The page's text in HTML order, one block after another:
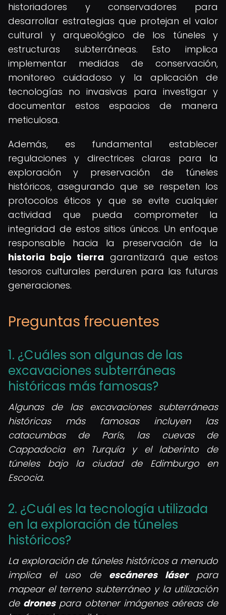
historiadores y conservadores para
desarrollar estrategias que protejan el valor
cultural y arqueológico de los túneles y
estructuras subterráneas. Esto implica
implementar medidas de conservación,
monitoreo cuidadoso y la aplicación de
tecnologías no invasivas para investigar y
documentar estos espacios de manera
meticulosa.
Además, es fundamental establecer
regulaciones y directrices claras para la
exploración y preservación de túneles
históricos, asegurando que se respeten los
protocolos éticos y que se evite cualquier
actividad que pueda comprometer la
integridad de estos sitios únicos. Un enfoque
responsable hacia la preservación de la
historia bajo tierra garantizará que estos
tesoros culturales perduren para las futuras
generaciones.
Preguntas frecuentes
1. ¿Cuáles son algunas de las
excavaciones subterráneas
históricas más famosas?
Algunas de las excavaciones subterráneas
históricas más famosas incluyen las
catacumbas de París, las cuevas de
Cappadocia en Turquía y el laberinto de
túneles bajo la ciudad de Edimburgo en
Escocia.
2. ¿Cuál es la tecnología utilizada
en la exploración de túneles
históricos?
La exploración de túneles históricos a menudo
implica el uso de escáneres láserpara
mapear el terreno subterráneo y la utilización
de dronespara obtener imágenes aéreas de